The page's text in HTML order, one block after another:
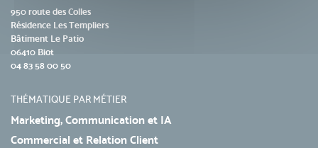
950 route des Colles
Résidence Les Templiers
Bâtiment Le Patio
06410 Biot
04 83 58 00 50
THÉMATIQUE PAR MÉTIER
Marketing, Communication et IA
Commercial et Relation Client